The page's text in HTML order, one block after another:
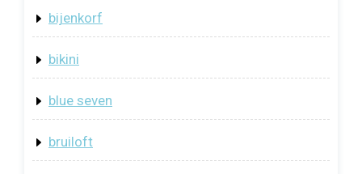
bijenkorf
bikini
blue seven
bruiloft